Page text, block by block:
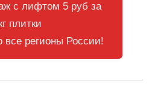
с лифтом 5 руб за
плитки
все регионы России!